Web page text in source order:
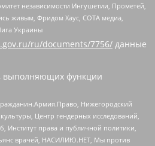
независимости Ингушетии, Прометей,
живым, Фридом Хаус, СОТА медиа,
Украины
ru/documents/7756/ данные
выполняющих функции
Нижегородский
Центр гендерных исследований,
Институт права и публичной политики,
врачей, НАСИЛИЮ.НЕТ, Мы против